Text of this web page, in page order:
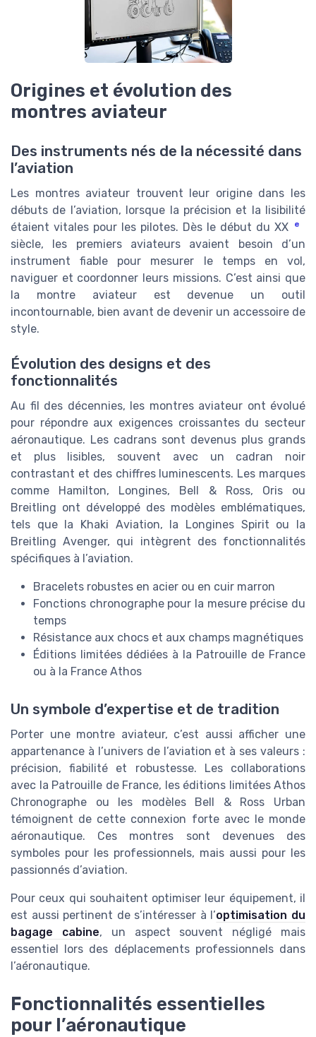
Origines et évolution des
montres aviateur
Des instruments nés de la nécessité dans
l’aviation
Les montres aviateur trouvent leur origine dans les
débuts de l’aviation, lorsque la précision et la lisibilité
étaient vitales pour les pilotes. Dès le début du XX
e
siècle, les premiers aviateurs avaient besoin d’un
instrument fiable pour mesurer le temps en vol,
naviguer et coordonner leurs missions. C’est ainsi que
la montre aviateur est devenue un outil
incontournable, bien avant de devenir un accessoire de
style.
Évolution des designs et des
fonctionnalités
Au fil des décennies, les montres aviateur ont évolué
pour répondre aux exigences croissantes du secteur
aéronautique. Les cadrans sont devenus plus grands
et plus lisibles, souvent avec un cadran noir
contrastant et des chiffres luminescents. Les marques
comme Hamilton, Longines, Bell & Ross, Oris ou
Breitling ont développé des modèles emblématiques,
tels que la Khaki Aviation, la Longines Spirit ou la
Breitling Avenger, qui intègrent des fonctionnalités
spécifiques à l’aviation.
Bracelets robustes en acier ou en cuir marron
Fonctions chronographe pour la mesure précise du
temps
Résistance aux chocs et aux champs magnétiques
Éditions limitées dédiées à la Patrouille de France
ou à la France Athos
Un symbole d’expertise et de tradition
Porter une montre aviateur, c’est aussi afficher une
appartenance à l’univers de l’aviation et à ses valeurs :
précision, fiabilité et robustesse. Les collaborations
avec la Patrouille de France, les éditions limitées Athos
Chronographe ou les modèles Bell & Ross Urban
témoignent de cette connexion forte avec le monde
aéronautique. Ces montres sont devenues des
symboles pour les professionnels, mais aussi pour les
passionnés d’aviation.
Pour ceux qui souhaitent optimiser leur équipement, il
est aussi pertinent de s’intéresser à l’optimisation du
bagage cabine, un aspect souvent négligé mais
essentiel lors des déplacements professionnels dans
l’aéronautique.
Fonctionnalités essentielles
pour l’aéronautique